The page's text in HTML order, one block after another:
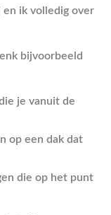
en ik volledig over
bijvoorbeeld
je vanuit de
op een dak dat
die op het punt